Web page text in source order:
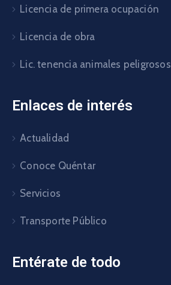
Licencia de primera ocupación
Licencia de obra
Lic. tenencia animales peligrosos
Enlaces de interés
Actualidad
Conoce Quéntar
Servicios
Transporte Público
Entérate de todo